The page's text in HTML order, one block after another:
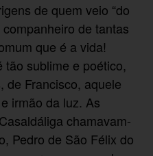
de quem veio “do
de tantas
que é a vida!
tão sublime e poético,
de Francisco, aquele
irmão da luz. As
chamavam-
Pedro de São Félix do